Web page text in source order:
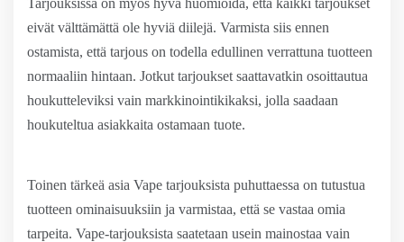
Tarjouksissa on myös hyvä huomioida, että kaikki tarjoukset
eivät välttämättä ole hyviä diilejä. Varmista siis ennen
ostamista, että tarjous on todella edullinen verrattuna tuotteen
normaaliin hintaan. Jotkut tarjoukset saattavatkin osoittautua
houkutteleviksi vain markkinointikikaksi, jolla saadaan
houkuteltua asiakkaita ostamaan tuote.
Toinen tärkeä asia Vape tarjouksista puhuttaessa on tutustua
tuotteen ominaisuuksiin ja varmistaa, että se vastaa omia
tarpeita. Vape-tarjouksista saatetaan usein mainostaa vain